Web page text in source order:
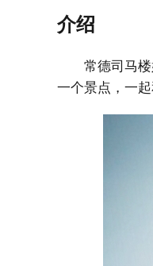
介绍
常德司马
一个景点，一